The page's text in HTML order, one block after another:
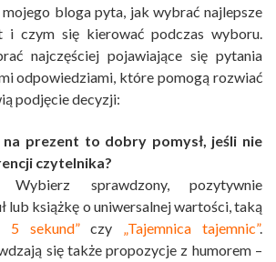
bloga pyta, jak wybrać najlepsze
i czym się kierować podczas wyboru.
najczęściej pojawiające się pytania
odpowiedziami, które pomogą rozwiać
podjęcie decyzji:
na prezent to dobry pomysł, jeśli nie
czytelnika?
Wybierz sprawdzony, pozytywnie
lub książkę o uniwersalnej wartości, taką
5 sekund”czy „Tajemnica tajemnic”.
się także propozycje z humorem –